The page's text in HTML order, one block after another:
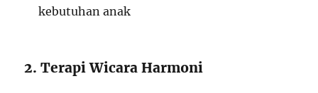
kebutuhan anak
2. Terapi Wicara Harmoni